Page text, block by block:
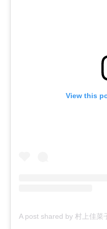
View this
A post shared by 村上佳菜